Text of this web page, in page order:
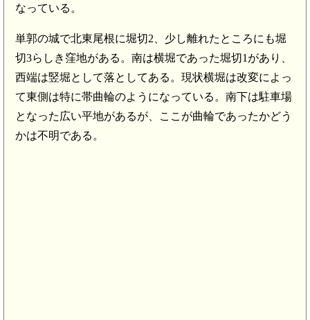
なっている。
単郭の城で北東尾根に堀切2、少し離れたところにも堀
切3らしき窪地がある。南は横堀であった堀切1があり、
西端は竪堀として落としてある。現状横堀は改変によっ
て東側は特に帯曲輪のようになっている。南下は駐車場
となった広い平地があるが、ここが曲輪であったかどう
かは不明である。